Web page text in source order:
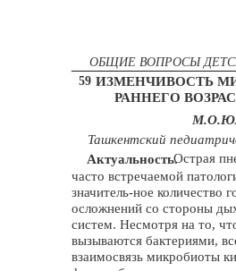
ОБЩИЕ ВОПРОСЫ
59 ИЗМЕНЧИВОСТЬ
РАННЕГО
Ташкентский
Актуальность.Острая
часто встречаемой
значитель-ное количество
осложнений со стороны
систем. Несмотря на то,
вызываются бактериями,
взаимосвязь микробиоты